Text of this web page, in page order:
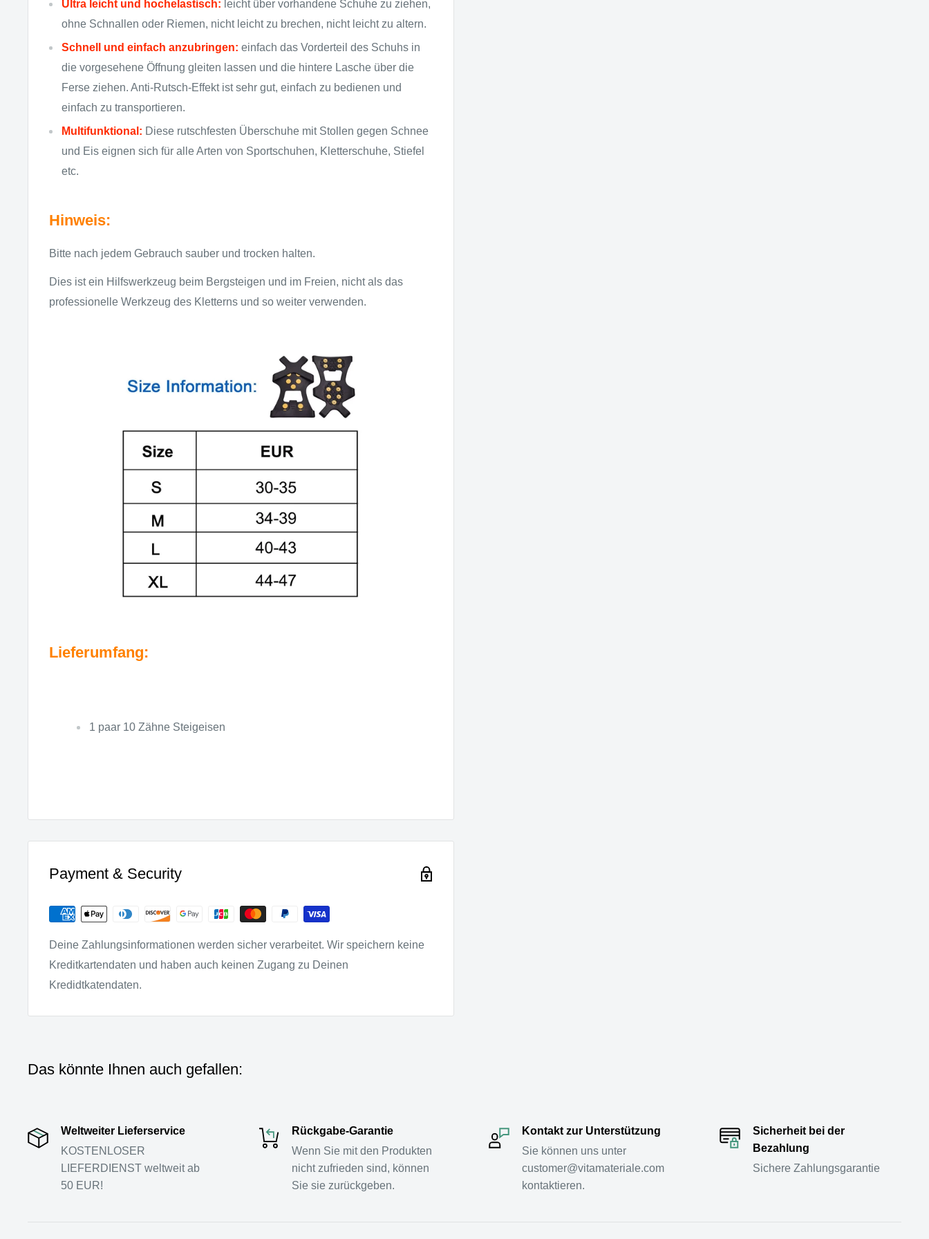
Ultra leicht und hochelastisch: leicht über vorhandene Schuhe zu ziehen,
ohne Schnallen oder Riemen, nicht leicht zu brechen, nicht leicht zu altern.
Schnell und einfach anzubringen: einfach das Vorderteil des Schuhs in
die vorgesehene Öffnung gleiten lassen und die hintere Lasche über die
Ferse ziehen. Anti-Rutsch-Effekt ist sehr gut, einfach zu bedienen und
einfach zu transportieren.
Multifunktional: Diese rutschfesten Überschuhe mit Stollen gegen Schnee
und Eis eignen sich für alle Arten von Sportschuhen, Kletterschuhe, Stiefel
etc.
Hinweis:
Bitte nach jedem Gebrauch sauber und trocken halten.
Dies ist ein Hilfswerkzeug beim Bergsteigen und im Freien, nicht als das
professionelle Werkzeug des Kletterns und so weiter verwenden.
Lieferumfang:
1 paar 10 Zähne Steigeisen
Payment & Security
Deine Zahlungsinformationen werden sicher verarbeitet. Wir speichern keine
Kreditkartendaten und haben auch keinen Zugang zu Deinen
Kredidtkatendaten.
Das könnte Ihnen auch gefallen:
Weltweiter Lieferservice
KOSTENLOSER
LIEFERDIENST weltweit ab
50 EUR!
Rückgabe-Garantie
Wenn Sie mit den Produkten
nicht zufrieden sind, können
Sie sie zurückgeben.
Kontakt zur Unterstützung
Sie können uns unter
customer@vitamateriale.com
kontaktieren.
Sicherheit bei der
Bezahlung
Sichere Zahlungsgarantie